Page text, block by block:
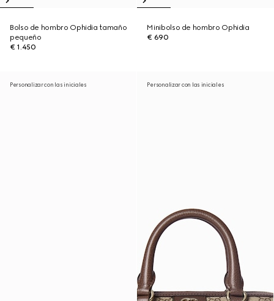
Bolso de hombro Ophidia tamaño
pequeño
€ 1.450
Minibolso de hombro Ophidia
€ 690
Personalizar con las iniciales Personalizar con las iniciales